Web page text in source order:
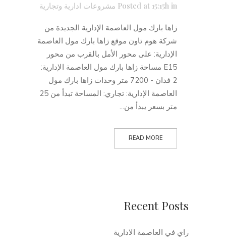
Posted at 15:15h in مشروعات ادارية وتجارية
زاها بارك مول العاصمة الإدارية الجديدة من
شركة هوم تاون موقع زاها بارك مول العاصمة
الإدارية: على محور الأمل بالقرب من محور
E15 مساحة زاها بارك مول العاصمة الإدارية:
2 فدان - 7200 متر وحدات زاها بارك مول
العاصمة الإدارية: تجاري: المساحة تبدأ من 25
متر بسعر يبدأ من...
READ MORE
Recent Posts
راي في العاصمة الادارية